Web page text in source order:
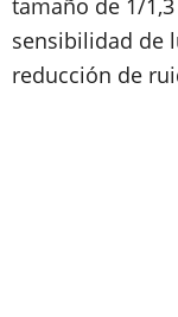
tamaño de 1/
sensibilidad de
reducción de